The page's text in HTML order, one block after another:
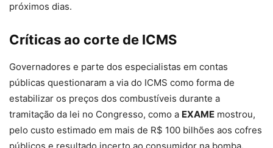
próximos dias.
Críticas ao corte de ICMS
Governadores e parte dos especialistas em contas
públicas questionaram a via do ICMS como forma de
estabilizar os preços dos combustíveis durante a
tramitação da lei no Congresso, como a EXAME mostrou,
pelo custo estimado em mais de R$ 100 bilhões aos cofres